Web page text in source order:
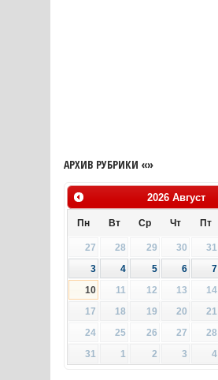
АРХИВ РУБРИКИ «»
2026 Август
Пн Вт Ср Чт Пт
27 28 29 30 31
3
4 5 6 7
10
11 12 13 14
17
18 19 20 21
24
25 26 27 28
31
1 2 3 4